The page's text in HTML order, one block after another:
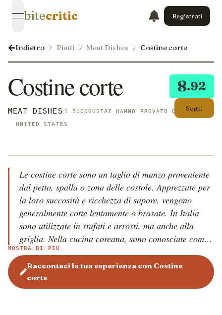
open navigation menu
bitecritic Registrati
Indietro Piatti Meat Dishes Costine corte
8.92
Segui
Costine corte
MEAT DISHES 1 BUONGUSTAI HANNO PROVATO QUESTO
UNITED STATES
Le costine corte sono un taglio di manzo proveniente
dal petto, spalla o zona delle costole. Apprezzate per
la loro succosità e ricchezza di sapore, vengono
generalmente cotte lentamente o brasate. In Italia
sono utilizzate in stufati e arrosti, ma anche alla
griglia. Nella cucina coreana, sono conosciute come
'Galbi', marinate e grigliate. Ingredienti come aglio,
cipolla, salsa di soia, vino ed erbe aromatiche sono
comuni nelle preparazioni.
MOSTRA DI PIÙ
Raccontaci la tua esperienza con Costine
corte